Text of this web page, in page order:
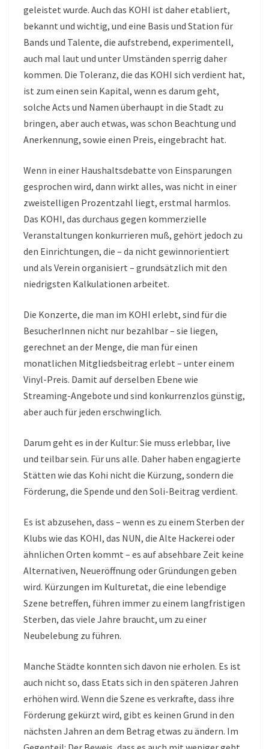
geleistet wurde. Auch das KOHI ist daher etabliert,
bekannt und wichtig, und eine Basis und Station für
Bands und Talente, die aufstrebend, experimentell,
auch mal laut und unter Umständen sperrig daher
kommen. Die Toleranz, die das KOHI sich verdient hat,
ist zum einen sein Kapital, wenn es darum geht,
solche Acts und Namen überhaupt in die Stadt zu
bringen, aber auch etwas, was schon Beachtung und
Anerkennung, sowie einen Preis, eingebracht hat.
Wenn in einer Haushaltsdebatte von Einsparungen
gesprochen wird, dann wirkt alles, was nicht in einer
zweistelligen Prozentzahl liegt, erstmal harmlos.
Das KOHI, das durchaus gegen kommerzielle
Veranstaltungen konkurrieren muß, gehört jedoch zu
den Einrichtungen, die – da nicht gewinnorientiert
und als Verein organisiert – grundsätzlich mit den
niedrigsten Kalkulationen arbeitet.
Die Konzerte, die man im KOHI erlebt, sind für die
BesucherInnen nicht nur bezahlbar – sie liegen,
gerechnet an der Menge, die man für einen
monatlichen Mitgliedsbeitrag erlebt – unter einem
Vinyl-Preis. Damit auf derselben Ebene wie
Streaming-Angebote und sind konkurrenzlos günstig,
aber auch für jeden erschwinglich.
Darum geht es in der Kultur: Sie muss erlebbar, live
und teilbar sein. Für uns alle. Daher haben engagierte
Stätten wie das Kohi nicht die Kürzung, sondern die
Förderung, die Spende und den Soli-Beitrag verdient.
Es ist abzusehen, dass – wenn es zu einem Sterben der
Klubs wie das KOHI, das NUN, die Alte Hackerei oder
ähnlichen Orten kommt – es auf absehbare Zeit keine
Alternativen, Neueröffnung oder Gründungen geben
wird. Kürzungen im Kulturetat, die eine lebendige
Szene betreffen, führen immer zu einem langfristigen
Sterben, das viele Jahre braucht, um zu einer
Neubelebung zu führen.
Manche Städte konnten sich davon nie erholen. Es ist
auch nicht so, dass Etats sich in den späteren Jahren
erhöhen wird. Wenn die Szene es verkrafte, dass ihre
Förderung gekürzt wird, gibt es keinen Grund in den
nächsten Jahren an dem Betrag etwas zu ändern. Im